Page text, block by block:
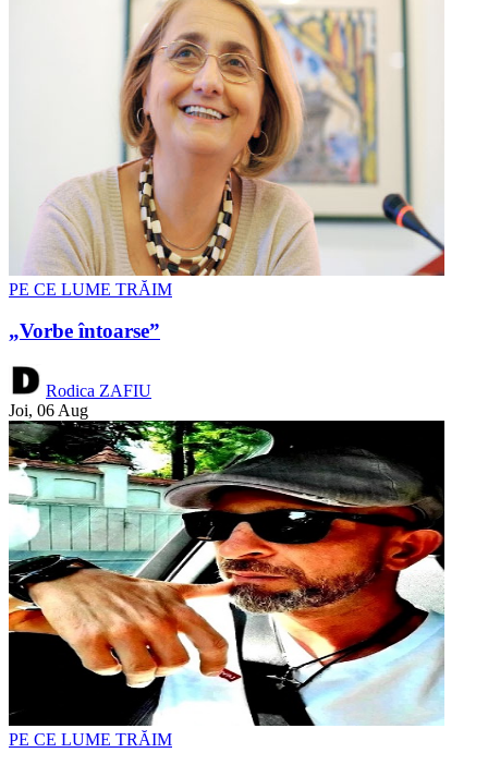
PE CE LUME TRĂIM
„Vorbe întoarse”
Rodica ZAFIU
Joi, 06 Aug
PE CE LUME TRĂIM